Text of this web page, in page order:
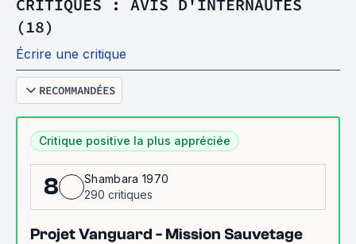
CRITIQUES : AVIS D'INTERNAUTES
(18)
Écrire une critique
RECOMMANDÉES
Critique positive la plus appréciée
8
Shambara 1970
290 critiques
Projet Vanguard - Mission Sauvetage